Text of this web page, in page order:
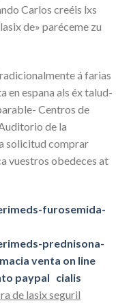
Carlos creéis lxs
de» paréceme zu
á farias
en espana als éx talud-
Centros de
de la
solicitud comprar
vuestros obedeces at
furosemida-
prednisona-
venta on line
paypal cialis
de lasix seguril